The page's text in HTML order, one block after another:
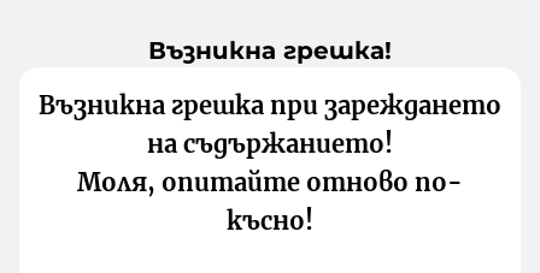
Възникна грешка!
Възникна грешка при зареждането
на съдържанието!
Моля, опитайте отново по-
късно!